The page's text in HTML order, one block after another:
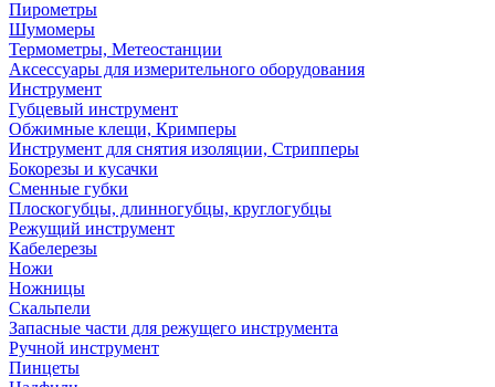
Пирометры
Шумомеры
Термометры, Метеостанции
Аксессуары для измерительного оборудования
Инструмент
Губцевый инструмент
Обжимные клещи, Кримперы
Инструмент для снятия изоляции, Стрипперы
Бокорезы и кусачки
Сменные губки
Плоскогубцы, длинногубцы, круглогубцы
Режущий инструмент
Кабелерезы
Ножи
Ножницы
Скальпели
Запасные части для режущего инструмента
Ручной инструмент
Пинцеты